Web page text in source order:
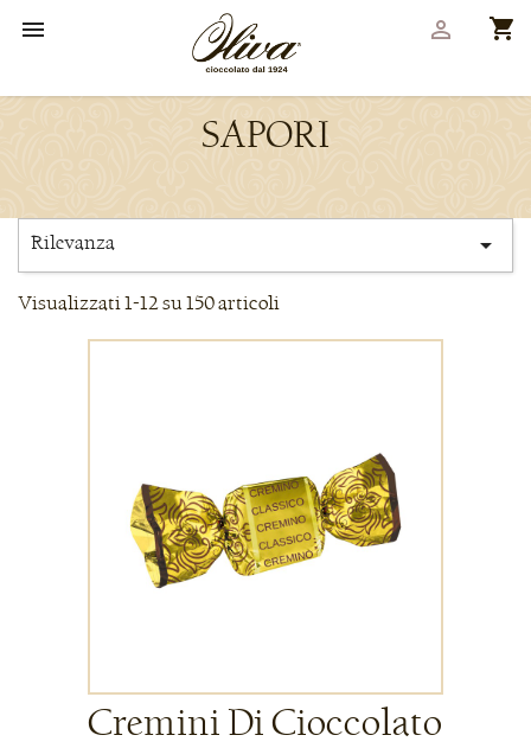
 shopping_cart

SAPORI
Rilevanza 
Visualizzati 1-12 su 150 articoli
Cremini Di Cioccolato